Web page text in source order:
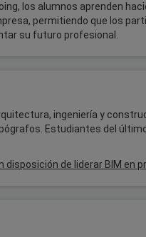
los alumnos aprenden
permitiendo que los
su futuro profesional.
ingeniería y
Estudiantes del
de liderar BIM en